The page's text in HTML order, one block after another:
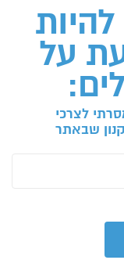
על
לצרכי
שבאתר